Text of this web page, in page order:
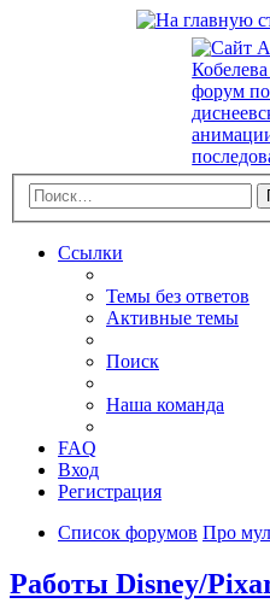
Ссылки
Темы без ответов
Активные темы
Поиск
Наша команда
FAQ
Вход
Регистрация
Список форумов Про
Работы Disney/